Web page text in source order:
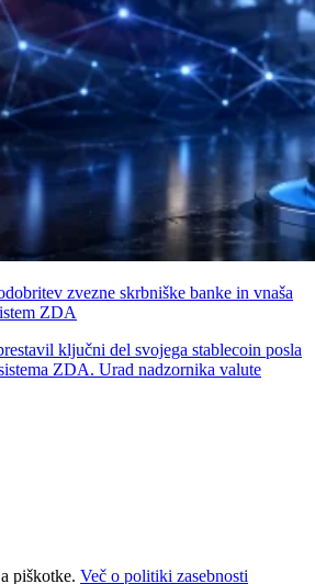
zvezne skrbniške banke in vnaša
ZDA
ključni del svojega stablecoin posla
ZDA. Urad nadzornika valute
piškotke. Več o politiki zasebnosti